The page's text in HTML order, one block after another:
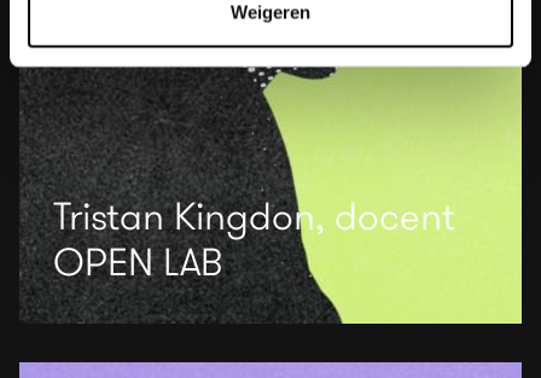
Weigeren
Tristan Kingdon, docent
OPEN LAB